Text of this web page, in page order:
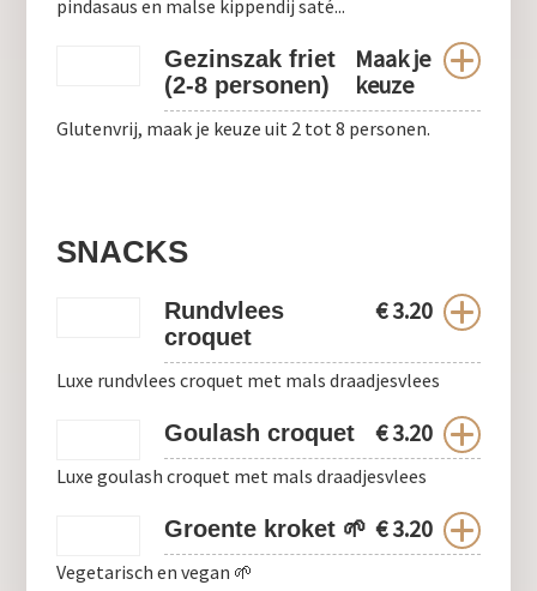
pindasaus en malse kippendij saté...
Gezinszak friet
(2-8 personen)
Maak je
keuze
Glutenvrij, maak je keuze uit 2 tot 8 personen.
SNACKS
Rundvlees
croquet
€3.20
Luxe rundvlees croquet met mals draadjesvlees
Goulash croquet €3.20
Luxe goulash croquet met mals draadjesvlees
Groente kroket 🌱 €3.20
Vegetarisch en vegan 🌱